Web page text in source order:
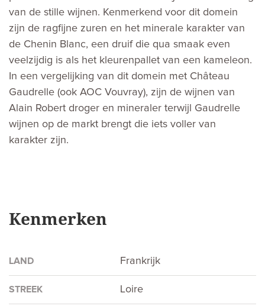
van de stille wijnen. Kenmerkend voor dit domein
zijn de ragfijne zuren en het minerale karakter van
de Chenin Blanc, een druif die qua smaak even
veelzijdig is als het kleurenpallet van een kameleon.
In een vergelijking van dit domein met Château
Gaudrelle (ook AOC Vouvray), zijn de wijnen van
Alain Robert droger en mineraler terwijl Gaudrelle
wijnen op de markt brengt die iets voller van
karakter zijn.
Kenmerken
LAND Frankrijk
STREEK Loire